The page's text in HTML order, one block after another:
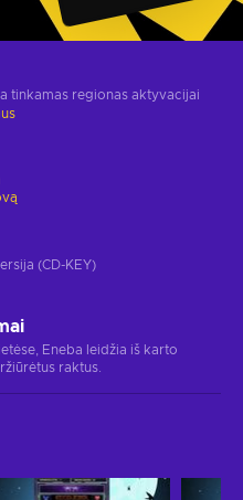
tinkamas regionas aktyvacijai
(CD-KEY)
Eneba leidžia iš karto
raktus.